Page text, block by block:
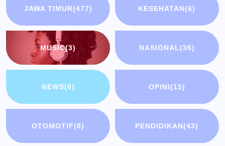
JAWA TIMUR(477) KESEHATAN(6)
MUSIC(3) NASIONAL(36)
NEWS(8) OPINI(15)
OTOMOTIF(8) PENDIDIKAN(43)